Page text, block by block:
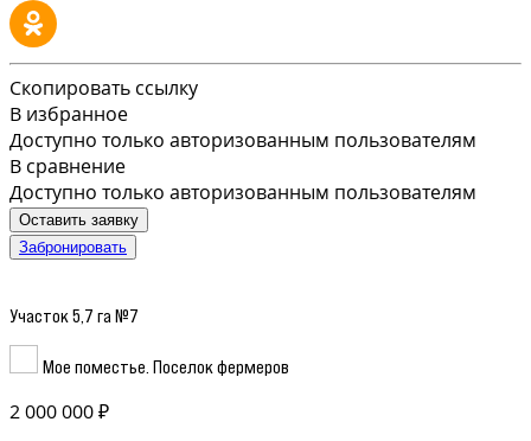
Скопировать ссылку
В избранное
Доступно только авторизованным пользователям
В сравнение
Доступно только авторизованным пользователям
Оставить заявку
Забронировать
Участок 5,7 га №7
Мое поместье. Поселок фермеров
2 000 000 ₽